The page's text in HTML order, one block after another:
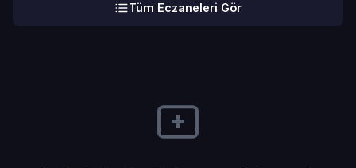
Tüm Eczaneleri Gör